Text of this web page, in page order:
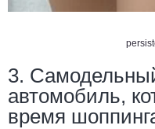
3.
автомобиль,
время